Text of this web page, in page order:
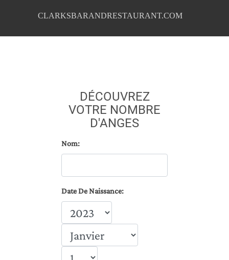
CLARKSBARANDRESTAURANT.COM
DÉCOUVREZ
VOTRE NOMBRE
D'ANGES
Nom:
Date De Naissance: